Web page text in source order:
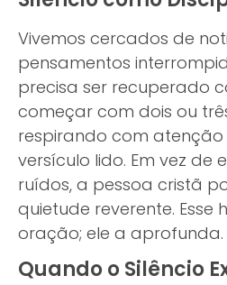
Vivemos cercados de
pensamentos
precisa ser recuperado
começar com dois ou
respirando com
versículo lido. Em vez de
ruídos, a pessoa cristã
quietude reverente. Esse
oração; ele a aprofunda.
Quando o Silêncio